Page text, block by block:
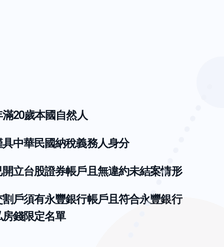
20歲本國自然人
具中華民國納稅義務人身分
開立台股證券帳戶且無違約未結案情形
割戶須有永豐銀行帳戶且符合永豐銀行
房錢限定名單